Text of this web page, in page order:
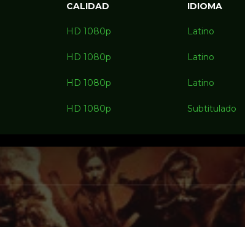
CALIDAD IDIOMA
HD 1080p Latino
HD 1080p Latino
HD 1080p Latino
HD 1080p Subtitulado